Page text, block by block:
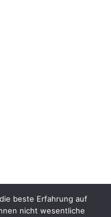
beste Erfahrung auf
nicht wesentliche